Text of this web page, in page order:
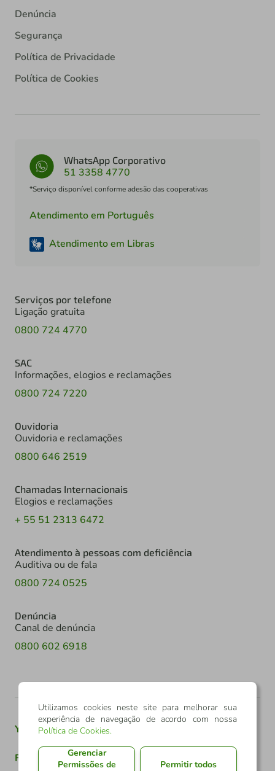
Denúncia
Segurança
Política de Privacidade
Política de Cookies
WhatsApp Corporativo
51 3358 4770
*Serviço disponível conforme adesão das cooperativas
Atendimento em Português
Atendimento em Libras
Serviços por telefone
Ligação gratuita
0800 724 4770
SAC
Informações, elogios e reclamações
0800 724 7220
Ouvidoria
Ouvidoria e reclamações
0800 646 2519
Chamadas Internacionais
Elogios e reclamações
+ 55 51 2313 6472
Atendimento à pessoas com deficiência
Auditiva ou de fala
0800 724 0525
Denúncia
Canal de denúncia
0800 602 6918
Youtube Twitter
Facebook TikTok
Utilizamos cookies neste site para melhorar sua
experiência de navegação de acordo com nossa
Política de Cookies.
Gerenciar
Permissões de
Permitir todos